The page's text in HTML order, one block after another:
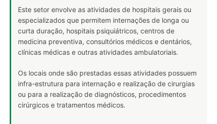
Este setor envolve as atividades de hospitais gerais ou
especializados que permitem internações de longa ou
curta duração, hospitais psiquiátricos, centros de
medicina preventiva, consultórios médicos e dentários,
clínicas médicas e outras atividades ambulatoriais.
Os locais onde são prestadas essas atividades possuem
infra-estrutura para internação e realização de cirurgias
ou para a realização de diagnósticos, procedimentos
cirúrgicos e tratamentos médicos.